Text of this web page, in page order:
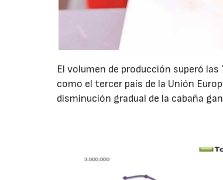
El volumen de producción superó
como el tercer país de la Unión
disminución gradual de la cabaña